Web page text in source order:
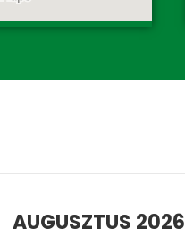
AUGUSZTUS 2026